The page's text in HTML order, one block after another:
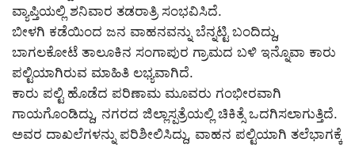
ವ್ಯಾಪ್ತಿಯಲ್ಲಿ ಶನಿವಾರ ತಡರಾತ್ರಿ ಸಂಭವಿಸಿದೆ.
ಬೀಳಗಿ ಕಡೆಯಿಂದ ಜನ ವಾಹನವನ್ನು ಬೆನ್ನಟ್ಟಿ ಬಂದಿದ್ದು,
ಬಾಗಲಕೋಟೆ ತಾಲೂಕಿನ ಸಂಗಾಪುರ ಗ್ರಾಮದ ಬಳಿ ಇನ್ನೊವಾ ಕಾರು
ಪಲ್ಟಿಯಾಗಿರುವ ಮಾಹಿತಿ ಲಭ್ಯವಾಗಿದೆ.
ಕಾರು ಪಲ್ಟಿ ಹೊಡೆದ ಪರಿಣಾಮ ಮೂವರು ಗಂಭೀರವಾಗಿ
ಗಾಯಗೊಂಡಿದ್ದು, ನಗರದ ಜಿಲ್ಲಾಸ್ಪತ್ರೆಯಲ್ಲಿ ಚಿಕಿತ್ಸೆ ಒದಗಿಸಲಾಗುತ್ತಿದೆ.
ಅವರ ದಾಖಲೆಗಳನ್ನು ಪರಿಶೀಲಿಸಿದ್ದು, ವಾಹನ ಪಲ್ಟಿಯಾಗಿ ತಲೆಭಾಗಕ್ಕೆ